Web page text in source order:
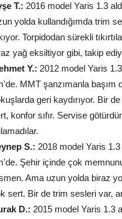
T.: 2016 model Yaris 1.3
yolda kullandığımda trim
Torpidodan sürekli
yağ eksiltiyor gibi, takip
Y.: 2012 model Yaris
MMT şanzımanla başım
geri kaydırıyor. Bir
konfor sıfır. Servise
S.: 2018 model Yaris
Şehir içinde çok
Ama uzun yolda biraz
sert. Bir de trim sesleri var,
D.: 2015 model Yaris 1.3